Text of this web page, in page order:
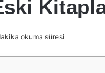
okuma süresi